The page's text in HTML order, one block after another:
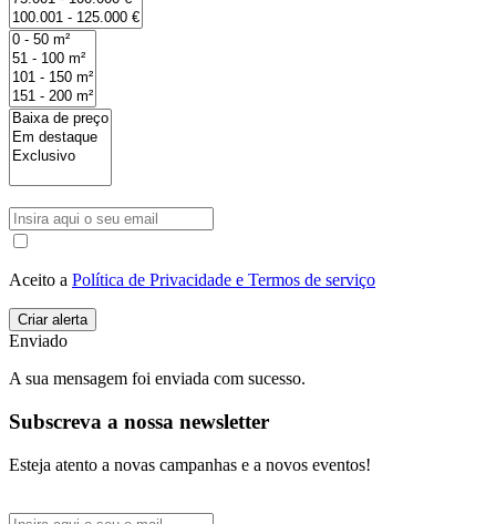
Aceito a Política de Privacidade e Termos de serviço
Enviado
A sua mensagem foi enviada com sucesso.
Subscreva a nossa newsletter
Esteja atento a novas campanhas e a novos eventos!